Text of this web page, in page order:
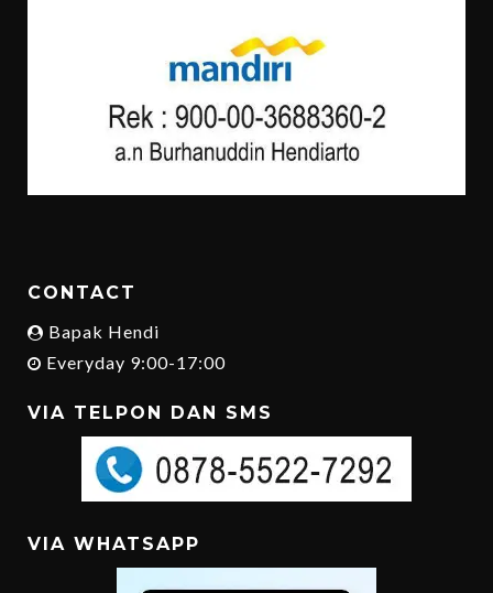
CONTACT
Bapak Hendi
Everyday 9:00-17:00
VIA TELPON DAN SMS
VIA WHATSAPP